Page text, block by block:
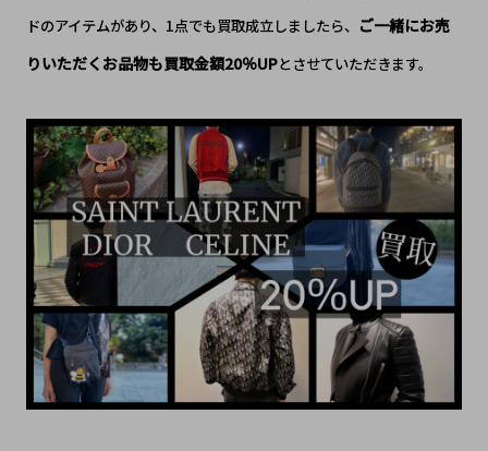
ドのアイテムがあり、 1点でも買取成立しましたら、 ご一緒にお売
りいただくお品物も買取金額20％UPとさせていただきます。